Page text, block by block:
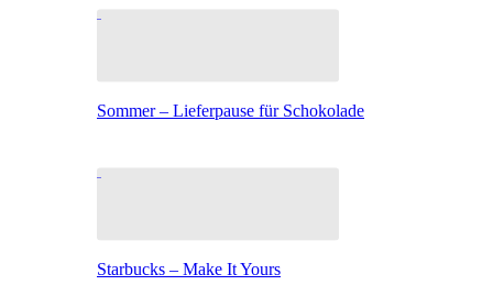
Sommer – Lieferpause für Schokolade
Starbucks – Make It Yours